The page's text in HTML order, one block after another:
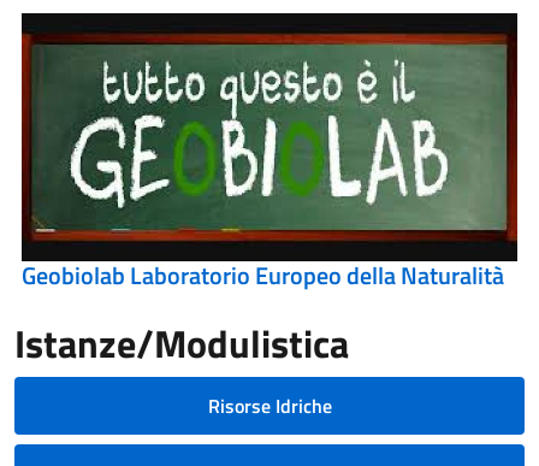
Geobiolab Laboratorio Europeo della Naturalità
Istanze/Modulistica
Risorse Idriche